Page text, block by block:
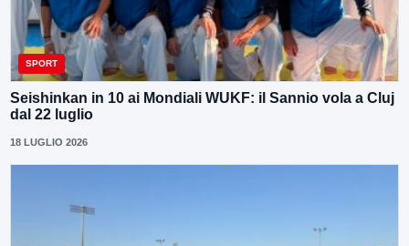
SPORT
Seishinkan in 10 ai Mondiali WUKF: il Sannio vola a Cluj
dal 22 luglio
18 LUGLIO 2026